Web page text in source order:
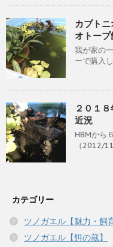
カブト
オトープ
我が家の
ーで購入
２０１
近況
HBMから
（2012/
カテゴリー
ツノガエル【魅力・飼
ツノガエル【餌の蔵】